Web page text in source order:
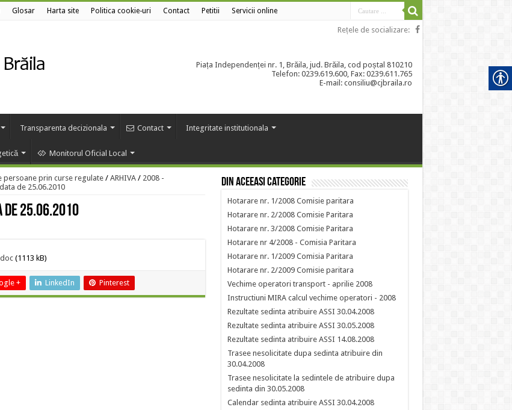
Glosar Harta site Politica cookie-uri Contact Petitii Servicii online
Rețele de socializare:
Piața Independenței nr. 1, Brăila, jud. Brăila, cod poștal 810210
Telefon: 0239.619.600, Fax: 0239.611.765
E-mail: consiliu@cjbraila.ro
Transparenta decizionala Contact Integritate institutionala
Monitorul Oficial Local
persoane prin curse regulate / ARHIVA / 2008 -
de 25.06.2010
25.06.2010
(1113 kB)
+ LinkedIn Pinterest
Din aceeasi categorie
Hotarare nr. 1/2008 Comisie paritara
Hotarare nr. 2/2008 Comisie Paritara
Hotarare nr. 3/2008 Comisie Paritara
Hotarare nr 4/2008 - Comisia Paritara
Hotarare nr. 1/2009 Comisia Paritara
Hotarare nr. 2/2009 Comisie paritara
Vechime operatori transport - aprilie 2008
Instructiuni MIRA calcul vechime operatori - 2008
Rezultate sedinta atribuire ASSI 30.04.2008
Rezultate sedinta atribuire ASSI 30.05.2008
Rezultate sedinta atribuire ASSI 14.08.2008
Trasee nesolicitate dupa sedinta atribuire din
30.04.2008
Trasee nesolicitate la sedintele de atribuire dupa
sedinta din 30.05.2008
Calendar sedinta atribuire ASSI 30.04.2008